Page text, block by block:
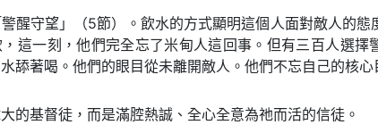
醒守望」（5節）。飲水的方式顯明這個人面對敵人的態
這一刻，他們完全忘了米甸人這回事。但有三百人選擇
舔著喝。他們的眼目從未離開敵人。他們不忘自己的核心
的基督徒，而是滿腔熱誠、全心全意為祂而活的信徒。